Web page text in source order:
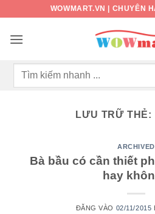
nội
WOWMART.VN | CHUYÊN
Tìm
LƯU TRỮ THẺ:
ARCHIVED
Bà bầu có cần thiết
hay
ĐĂNG VÀO 02/11/2015